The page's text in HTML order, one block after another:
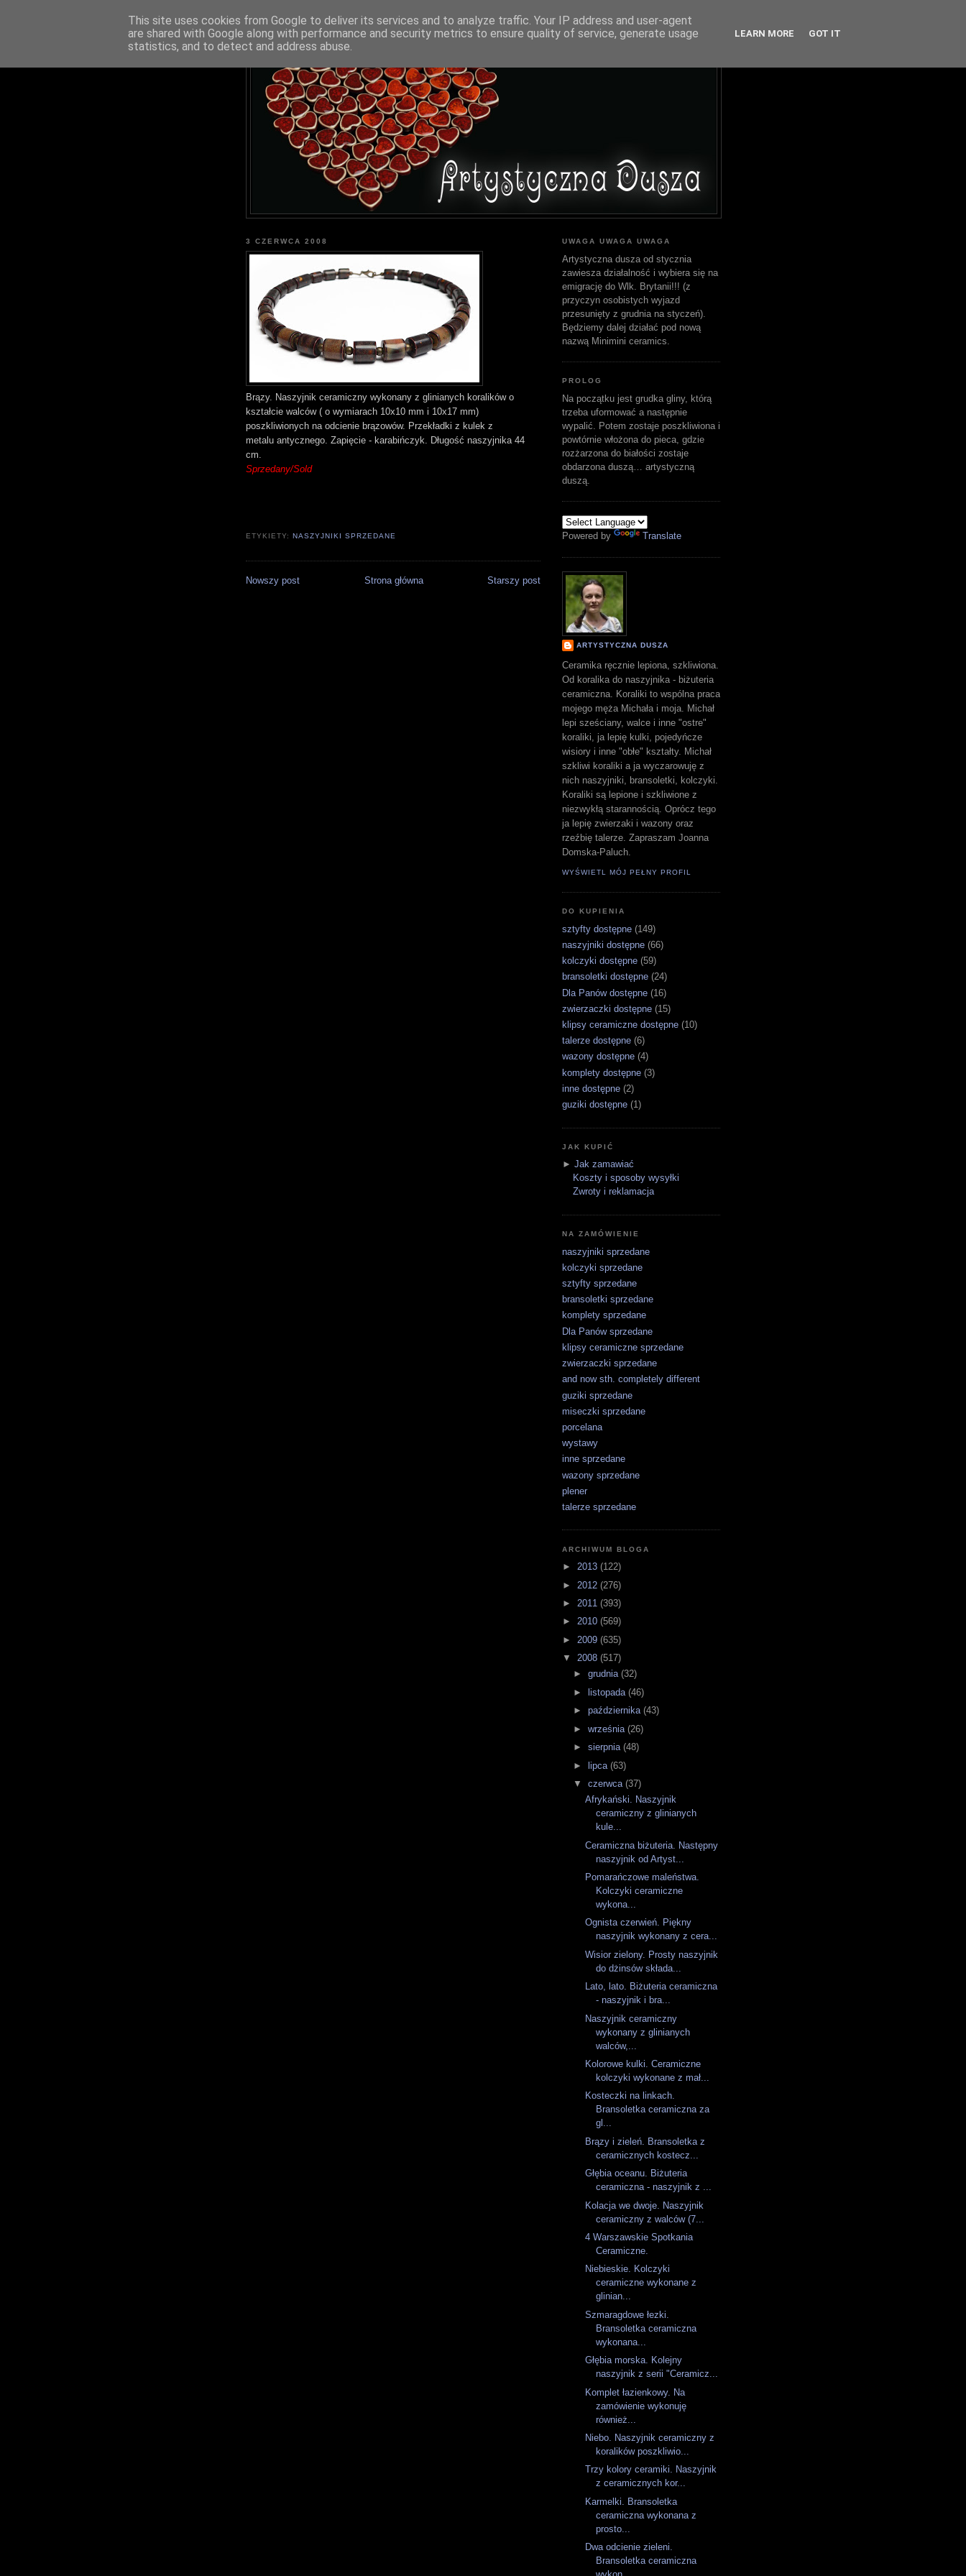
3 CZERWCA 2008
Brązy. Naszyjnik ceramiczny wykonany z glinianych koralików o
kształcie walców ( o wymiarach 10x10 mm i 10x17 mm)
poszkliwionych na odcienie brązowów. Przekładki z kulek z
metalu antycznego. Zapięcie - karabińczyk. Długość naszyjnika 44
cm.
Sprzedany/Sold
ETYKIETY:NASZYJNIKI SPRZEDANE
Nowszy post Starszy post
Strona główna
UWAGA UWAGA UWAGA
Artystyczna dusza od stycznia
zawiesza działalność i wybiera się na
emigrację do Wlk. Brytanii!!! (z
przyczyn osobistych wyjazd
przesunięty z grudnia na styczeń).
Będziemy dalej działać pod nową
nazwą Minimini ceramics.
PROLOG
Na początku jest grudka gliny, którą
trzeba uformować a następnie
wypalić. Potem zostaje poszkliwiona i
powtórnie włożona do pieca, gdzie
rozżarzona do białości zostaje
obdarzona duszą… artystyczną
duszą.
Powered by Translate
ARTYSTYCZNA DUSZA
Ceramika ręcznie lepiona, szkliwiona.
Od koralika do naszyjnika - biżuteria
ceramiczna. Koraliki to wspólna praca
mojego męża Michała i moja. Michał
lepi sześciany, walce i inne "ostre"
koraliki, ja lepię kulki, pojedyńcze
wisiory i inne "obłe" kształty. Michał
szkliwi koraliki a ja wyczarowuję z
nich naszyjniki, bransoletki, kolczyki.
Koraliki są lepione i szkliwione z
niezwykłą starannością. Oprócz tego
ja lepię zwierzaki i wazony oraz
rzeźbię talerze. Zapraszam Joanna
Domska-Paluch.
WYŚWIETL MÓJ PEŁNY PROFIL
DO KUPIENIA
sztyfty dostępne (149)
naszyjniki dostępne (66)
kolczyki dostępne (59)
bransoletki dostępne (24)
Dla Panów dostępne (16)
zwierzaczki dostępne (15)
klipsy ceramiczne dostępne (10)
talerze dostępne (6)
wazony dostępne (4)
komplety dostępne (3)
inne dostępne (2)
guziki dostępne (1)
JAK KUPIĆ
► Jak zamawiać
Koszty i sposoby wysyłki
Zwroty i reklamacja
NA ZAMÓWIENIE
naszyjniki sprzedane
kolczyki sprzedane
sztyfty sprzedane
bransoletki sprzedane
komplety sprzedane
Dla Panów sprzedane
klipsy ceramiczne sprzedane
zwierzaczki sprzedane
and now sth. completely different
guziki sprzedane
miseczki sprzedane
porcelana
wystawy
inne sprzedane
wazony sprzedane
plener
talerze sprzedane
ARCHIWUM BLOGA
► 2013 (122)
► 2012 (276)
► 2011 (393)
► 2010 (569)
► 2009 (635)
▼ 2008 (517)
►grudnia(32)
►
listopada(46)
►października(43)
►września(26)
►sierpnia(48)
►lipca(63)
▼czerwca(37)
Afrykański. Naszyjnik
ceramiczny z glinianych
kule...
Ceramiczna biżuteria. Następny
naszyjnik od Artyst...
Pomarańczowe maleństwa.
Kolczyki ceramiczne
wykona...
Ognista czerwień. Piękny
naszyjnik wykonany z cera...
Wisior zielony. Prosty naszyjnik
do dżinsów składa...
Lato, lato. Biżuteria ceramiczna
- naszyjnik i bra...
Naszyjnik ceramiczny
wykonany z glinianych
walców,...
Kolorowe kulki. Ceramiczne
kolczyki wykonane z mał...
Kosteczki na linkach.
Bransoletka ceramiczna za
gl...
Brązy i zieleń. Bransoletka z
ceramicznych kostecz...
Głębia oceanu. Biżuteria
ceramiczna - naszyjnik z ...
Kolacja we dwoje. Naszyjnik
ceramiczny z walców (7...
4 Warszawskie Spotkania
Ceramiczne.
Niebieskie. Kolczyki
ceramiczne wykonane z
glinian...
Szmaragdowe łezki.
Bransoletka ceramiczna
wykonana...
Głębia morska. Kolejny
naszyjnik z serii "Ceramicz...
Komplet łazienkowy. Na
zamówienie wykonuję
również...
Niebo. Naszyjnik ceramiczny z
koralików poszkliwio...
Trzy kolory ceramiki. Naszyjnik
z ceramicznych kor...
Karmelki. Bransoletka
ceramiczna wykonana z
prosto...
Dwa odcienie zieleni.
Bransoletka ceramiczna
This site uses cookies from Google to deliver its services and to analyze traffic. Your IP address and user-agent
are shared with Google along with performance and security metrics to ensure quality of service, generate usage
statistics, and to detect and address abuse.
LEARN MORE GOT IT